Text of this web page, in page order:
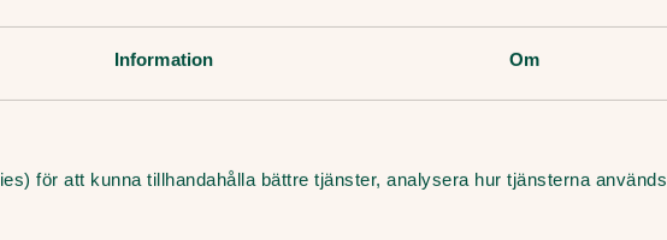
Information Om
för att kunna tillhandahålla bättre tjänster, analysera hur tjänsterna används